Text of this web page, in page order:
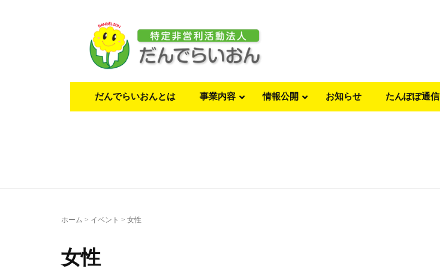
だんでらいおんとは 事業内容 情報公開 お知らせ たんぽぽ通信
ホーム > イベント > 女性
女性